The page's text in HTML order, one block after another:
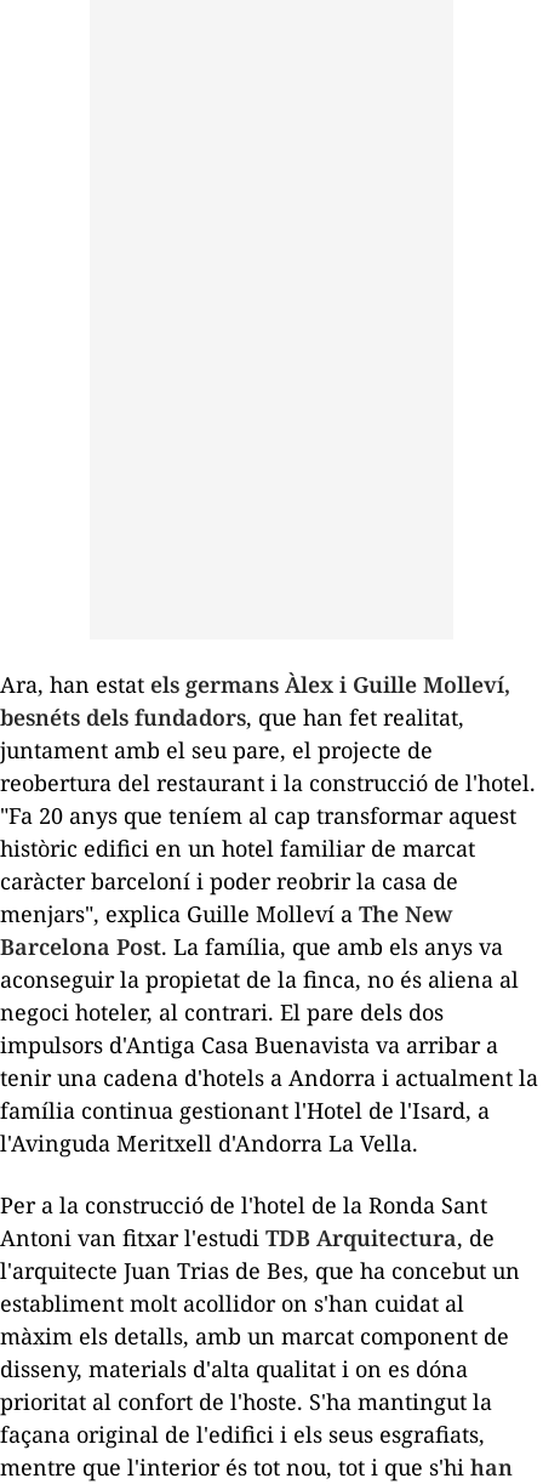
Ara, han estat els germans Àlex i Guille Molleví,
besnéts dels fundadors, que han fet realitat,
juntament amb el seu pare, el projecte de
reobertura del restaurant i la construcció de l'hotel.
"Fa 20 anys que teníem al cap transformar aquest
històric edifici en un hotel familiar de marcat
caràcter barceloní i poder reobrir la casa de
menjars", explica Guille Molleví a The New
Barcelona Post. La família, que amb els anys va
aconseguir la propietat de la finca, no és aliena al
negoci hoteler, al contrari. El pare dels dos
impulsors d'Antiga Casa Buenavista va arribar a
tenir una cadena d'hotels a Andorra i actualment la
família continua gestionant l'Hotel de l'Isard, a
l'Avinguda Meritxell d'Andorra La Vella.
Per a la construcció de l'hotel de la Ronda Sant
Antoni van fitxar l'estudi TDB Arquitectura, de
l'arquitecte Juan Trias de Bes, que ha concebut un
establiment molt acollidor on s'han cuidat al
màxim els detalls, amb un marcat component de
disseny, materials d'alta qualitat i on es dóna
prioritat al confort de l'hoste. S'ha mantingut la
façana original de l'edifici i els seus esgrafiats,
mentre que l'interior és tot nou, tot i que s'hi han